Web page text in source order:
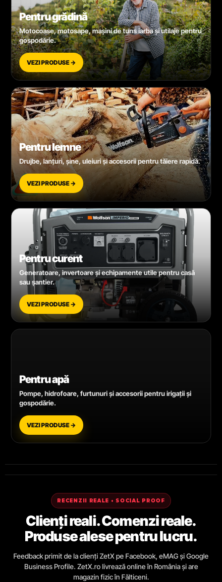
Pentru grădină
Motocoase, motosape, mașini de tuns iarba și utilaje pentru
gospodărie.
VEZI PRODUSE →
Pentru lemne
Drujbe, lanțuri, șine, uleiuri și accesorii pentru tăiere rapidă.
VEZI PRODUSE →
Pentru curent
Generatoare, invertoare și echipamente utile pentru casă
sau șantier.
VEZI PRODUSE →
Pentru apă
Pompe, hidrofoare, furtunuri și accesorii pentru irigații și
gospodărie.
VEZI PRODUSE →
RECENZII REALE • SOCIAL PROOF
Clienți reali. Comenzi reale.
Produse alese pentru lucru.
Feedback primit de la clienți ZetX pe Facebook, eMAG și Google
Business Profile. ZetX.ro livrează online în România și are
magazin fizic în Fălticeni.